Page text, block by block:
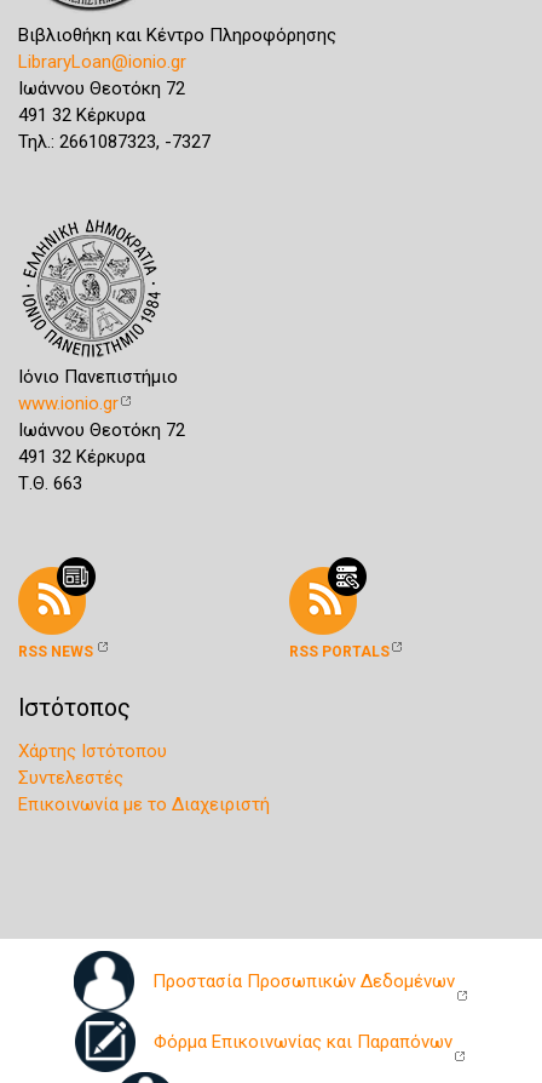
Βιβλιοθήκη και Κέντρο Πληροφόρησης
LibraryLoan@ionio.gr
Ιωάννου Θεοτόκη 72
491 32 Κέρκυρα
Τηλ.: 2661087323, -7327
Ιόνιο Πανεπιστήμιο
www.ionio.gr
Ιωάννου Θεοτόκη 72
491 32 Κέρκυρα
Τ.Θ. 663
RSS NEWS RSS PORTALS
Ιστότοπος
Χάρτης Ιστότοπου
Συντελεστές
Επικοινωνία με το Διαχειριστή
Προστασία Προσωπικών Δεδομένων
Φόρμα Επικοινωνίας και Παραπόνων